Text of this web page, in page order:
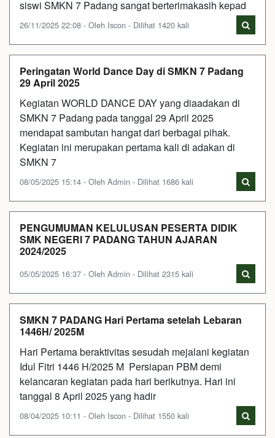
siswi SMKN 7 Padang sangat berterimakasih kepad
26/11/2025 22:08 - Oleh Iscon - Dilihat 1420 kali
Peringatan World Dance Day di SMKN 7 Padang
29 April 2025
Kegiatan WORLD DANCE DAY yang diaadakan di
SMKN 7 Padang pada tanggal 29 April 2025
mendapat sambutan hangat dari berbagai pihak.
Kegiatan ini merupakan pertama kali di adakan di
SMKN 7
08/05/2025 15:14 - Oleh Admin - Dilihat 1686 kali
PENGUMUMAN KELULUSAN PESERTA DIDIK
SMK NEGERI 7 PADANG TAHUN AJARAN
2024/2025
05/05/2025 16:37 - Oleh Admin - Dilihat 2315 kali
SMKN 7 PADANG Hari Pertama setelah Lebaran
1446H/ 2025M
Hari Pertama beraktivitas sesudah mejalani kegiatan
Idul Fitri 1446 H/2025 M Persiapan PBM demi
kelancaran kegiatan pada hari berikutnya. Hari ini
tanggal 8 April 2025 yang hadir
08/04/2025 10:11 - Oleh Iscon - Dilihat 1550 kali